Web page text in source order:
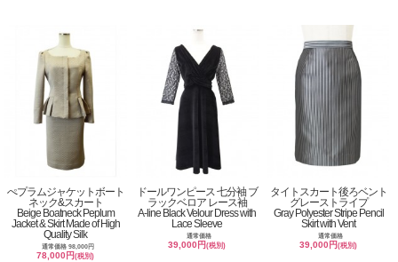
ぺプラムジャケットボート
ネック&スカート
Beige Boatneck Peplum
Jacket & Skirt Made of High
Quality Silk
通常価格 98,000円
78,000円(税別)
ドールワンピース 七分袖 ブ
ラックベロア レース袖
A-line Black Velour Dress with
Lace Sleeve
通常価格
39,000円(税別)
タイトスカート後ろベント
グレーストライプ
Gray Polyester Stripe Pencil
Skirt with Vent
通常価格
39,000円(税別)